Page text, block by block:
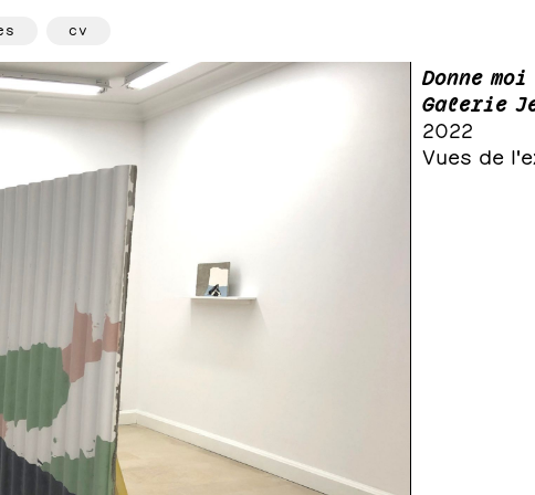
cv
Donne
Galerie
2022
Vues de